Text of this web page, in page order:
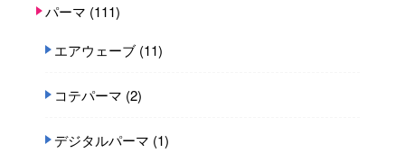
パーマ (111)
エアウェーブ (11)
コテパーマ (2)
デジタルパーマ (1)